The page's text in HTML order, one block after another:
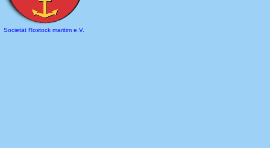
Societät Rostock maritim e.V.